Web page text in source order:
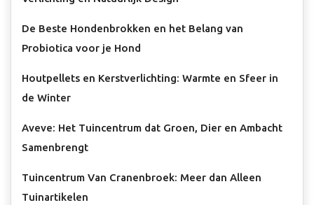
De Beste Hondenbrokken en het Belang van
Probiotica voor je Hond
Houtpellets en Kerstverlichting: Warmte en Sfeer in
de Winter
Aveve: Het Tuincentrum dat Groen, Dier en Ambacht
Samenbrengt
Tuincentrum Van Cranenbroek: Meer dan Alleen
Tuinartikelen